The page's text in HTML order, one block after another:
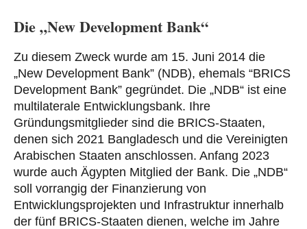
Die „New Development Bank“
Zu diesem Zweck wurde am 15. Juni 2014 die
„New Development Bank” (NDB), ehemals “BRICS
Development Bank” gegründet. Die „NDB“ ist eine
multilaterale Entwicklungsbank. Ihre
Gründungsmitglieder sind die BRICS-Staaten,
denen sich 2021 Bangladesch und die Vereinigten
Arabischen Staaten anschlossen. Anfang 2023
wurde auch Ägypten Mitglied der Bank. Die „NDB“
soll vorrangig der Finanzierung von
Entwicklungsprojekten und Infrastruktur innerhalb
der fünf BRICS-Staaten dienen, welche im Jahre